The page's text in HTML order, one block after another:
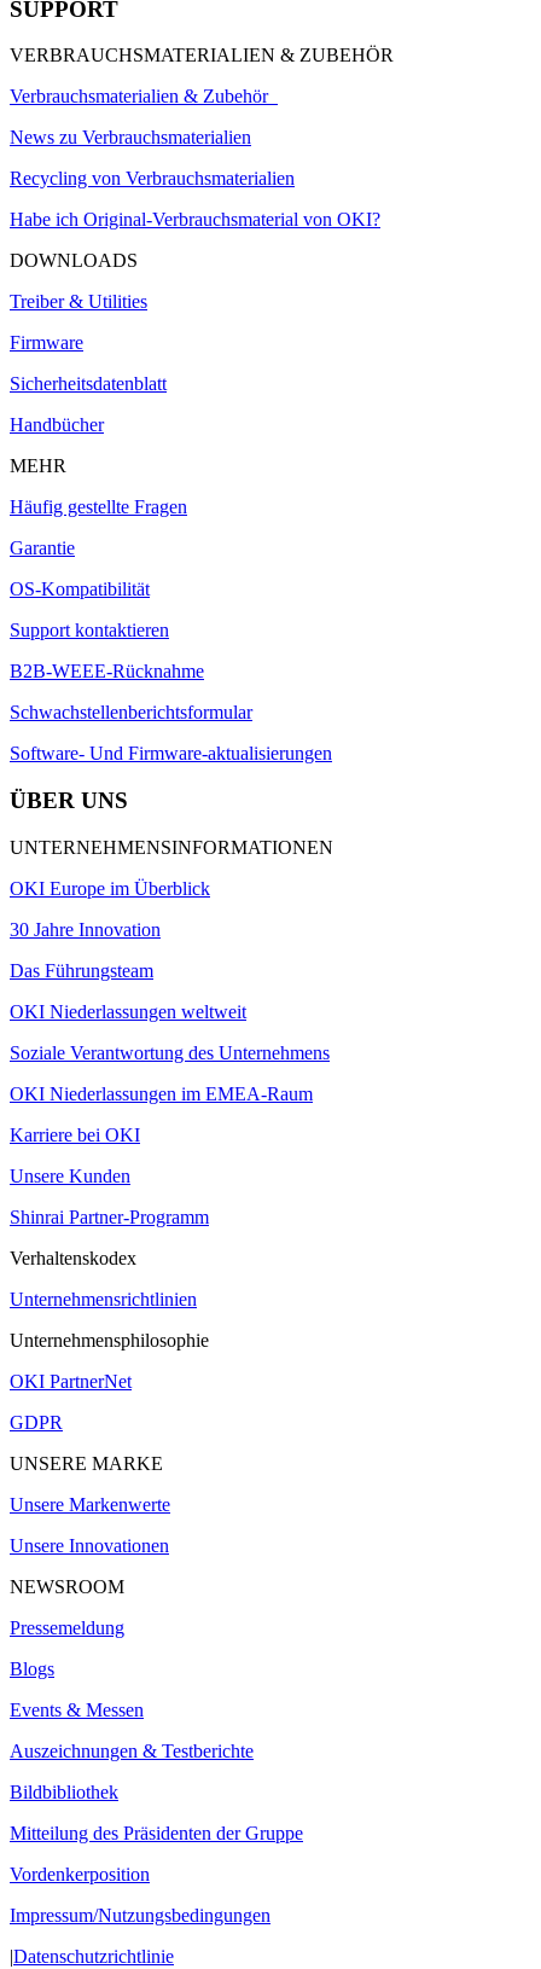
SUPPORT
VERBRAUCHSMATERIALIEN & ZUBEHÖR
Verbrauchsmaterialien & Zubehör
News zu Verbrauchsmaterialien
Recycling von Verbrauchsmaterialien
Habe ich Original-Verbrauchsmaterial von OKI?
DOWNLOADS
Treiber & Utilities
Firmware
Sicherheitsdatenblatt
Handbücher
MEHR
Häufig gestellte Fragen
Garantie
OS-Kompatibilität
Support kontaktieren
B2B-WEEE-Rücknahme
Schwachstellenberichtsformular
Software- Und Firmware-aktualisierungen
ÜBER UNS
UNTERNEHMENSINFORMATIONEN
OKI Europe im Überblick
30 Jahre Innovation
Das Führungsteam
OKI Niederlassungen weltweit
Soziale Verantwortung des Unternehmens
OKI Niederlassungen im EMEA-Raum
Karriere bei OKI
Unsere Kunden
Shinrai Partner-Programm
Verhaltenskodex
Unternehmensrichtlinien
Unternehmensphilosophie
OKI PartnerNet
GDPR
UNSERE MARKE
Unsere Markenwerte
Unsere Innovationen
NEWSROOM
Pressemeldung
Blogs
Events & Messen
Auszeichnungen & Testberichte
Bildbibliothek
Mitteilung des Präsidenten der Gruppe
Vordenkerposition
Impressum/Nutzungsbedingungen
|Datenschutzrichtlinie